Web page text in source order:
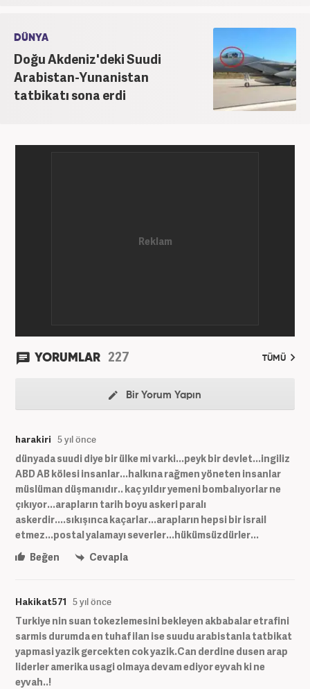
DÜNYA
Doğu Akdeniz'deki Suudi
Arabistan-Yunanistan
tatbikatı sona erdi
YORUMLAR 227 TÜMÜ
Bir Yorum Yapın
harakiri 5 yıl önce
dünyada suudi diye bir ülke mi varki...peyk bir devlet...ingiliz
ABD AB kölesi insanlar...halkına rağmen yöneten insanlar
müslüman düşmanıdır.. kaç yıldır yemeni bombalıyorlar ne
çıkıyor...arapların tarih boyu askeri paralı
askerdir....sıkışınca kaçarlar...arapların hepsi bir israil
etmez...postal yalamayı severler...hükümsüzdürler...
Beğen
Cevapla
Hakikat571 5 yıl önce
Turkiye nin suan tokezlemesini bekleyen akbabalar etrafini
sarmis durumda en tuhaf ilan ise suudu arabistanla tatbikat
yapmasi yazik gercekten cok yazik.Can derdine dusen arap
liderler amerika usagi olmaya devam ediyor eyvah ki ne
eyvah..!